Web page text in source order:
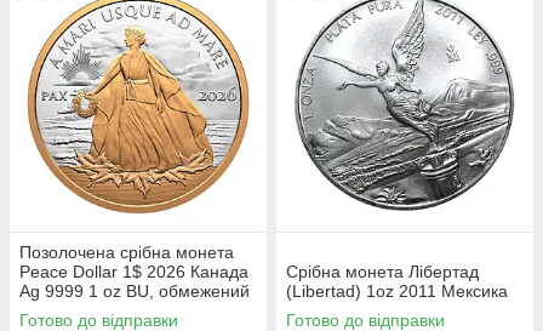
Позолочена срібна монета
Peace Dollar 1$ 2026 Канада
Ag 9999 1 oz BU, обмежений
тираж
Готово до відправки
Срібна монета Лібертад
(Libertad) 1oz 2011 Мексика
Готово до відправки